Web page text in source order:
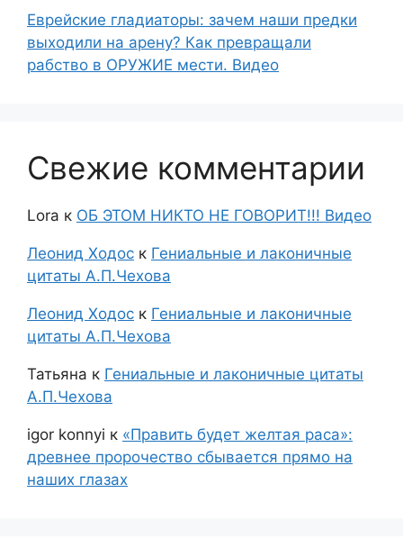
Еврейские гладиаторы: зачем наши предки
выходили на арену? Как превращали
рабство в ОРУЖИЕ мести. Видео
Свежие комментарии
Lora к ОБ ЭТОМ НИКТО НЕ ГОВОРИТ!!! Видео
Леонид Ходос к Гениальные и лаконичные
цитаты А.П.Чехова
Леонид Ходос к Гениальные и лаконичные
цитаты А.П.Чехова
Татьяна к Гениальные и лаконичные цитаты
А.П.Чехова
igor konnyi к «Править будет желтая раса»:
древнее пророчество сбывается прямо на
наших глазах